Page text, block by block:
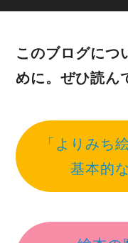
このブログにつ
めに。ぜひ読ん
「よりみち
基本的